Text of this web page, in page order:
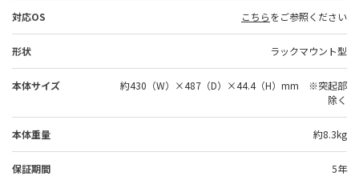
対応OS こちらをご参照ください
形状 ラックマウント型
本体サイズ
約430（W）×487（D）×44.4（H）mm ※突起部
除く
本体重量 約8.3kg
保証期間 5年